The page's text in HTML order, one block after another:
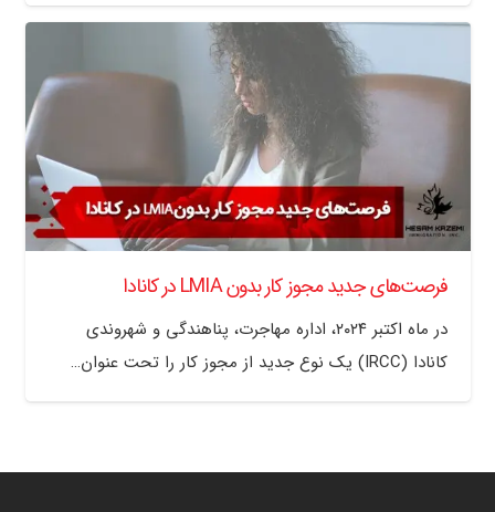
فرصت‌های جدید مجوز کار بدون LMIA در کانادا
در ماه اکتبر ۲۰۲۴، اداره مهاجرت، پناهندگی و شهروندی
کانادا (IRCC) یک نوع جدید از مجوز کار را تحت عنوان…